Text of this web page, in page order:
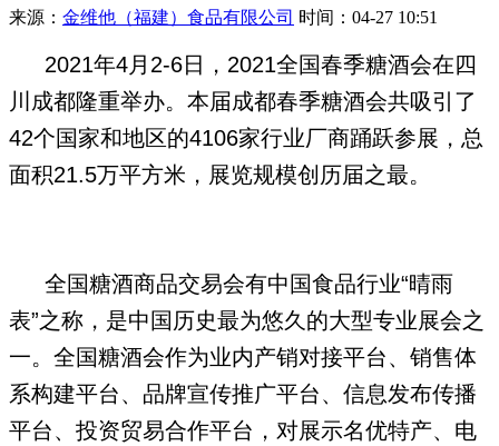
来源： 金维他（福建）食品有限公司 时间：04-27 10:51
2021年4月2-6日，2021全国春季糖酒会在四
川成都隆重举办。本届成都春季糖酒会共吸引了
42个国家和地区的4106家行业厂商踊跃参展，总
面积21.5万平方米，展览规模创历届之最。
全国糖酒商品交易会有中国食品行业“晴雨
表”之称，是中国历史最为悠久的大型专业展会之
一。全国糖酒会作为业内产销对接平台、销售体
系构建平台、品牌宣传推广平台、信息发布传播
平台、投资贸易合作平台，对展示名优特产、电